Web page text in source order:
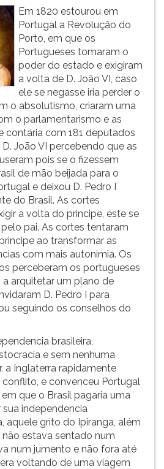
Em 1820 estourou em
Portugal a Revolução do
Porto, em que os
Portugueses tomaram o
poder do estado e exigiram
a volta de D. João VI, caso
ele se negasse iria perder o
o absolutismo, criaram uma
o parlamentarismo e as
contaria com 181 deputados
João VI percebendo que as
pois se o fizessem
de mão beijada para o
e deixou D. Pedro I
do Brasil. As cortes
a volta do principe, este se
pai. As cortes tentaram
ao transformar as
com mais autonimia. Os
perceberam os portugueses
arquitetar um plano de
D. Pedro I para
seguindo os conselhos do
brasileira,
e sem nenhuma
a Inglaterra rapidamente
e convenceu Portugal
que o Brasil pagaria uma
independencia
aquele grito do Ipiranga, além
não estava sentado num
num jumento e não fora até
voltando de uma viagem